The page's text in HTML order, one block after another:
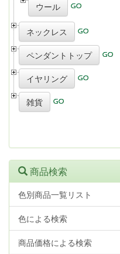
ウール
ネックレス
ペンダントトップ
イヤリング
雑貨
商品検索
色別商品一覧リスト
色による検索
商品価格による検索